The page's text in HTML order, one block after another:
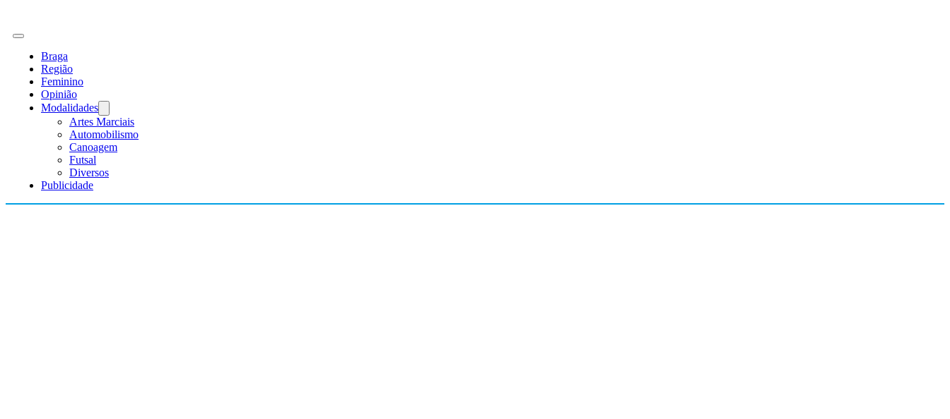
Braga
Região
Feminino
Opinião
Modalidades
Artes Marciais
Automobilismo
Canoagem
Futsal
Diversos
Publicidade